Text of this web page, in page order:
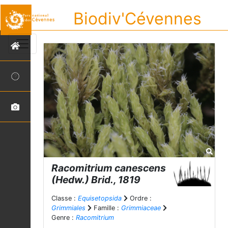
Biodiv'Cévennes
Racomitrium canescens
(Hedw.) Brid., 1819
Classe : Equisetopsida
Ordre :
Grimmiales
Famille : Grimmiaceae
Genre : Racomitrium